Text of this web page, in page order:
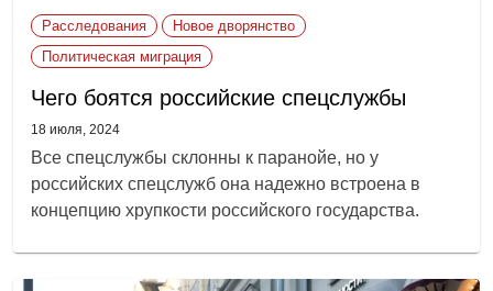
Расследования
Новое дворянство
Политическая миграция
Чего боятся российские спецслужбы
18 июля, 2024
Все спецслужбы склонны к паранойе, но у
российских спецслужб она надежно встроена в
концепцию хрупкости российского государства.